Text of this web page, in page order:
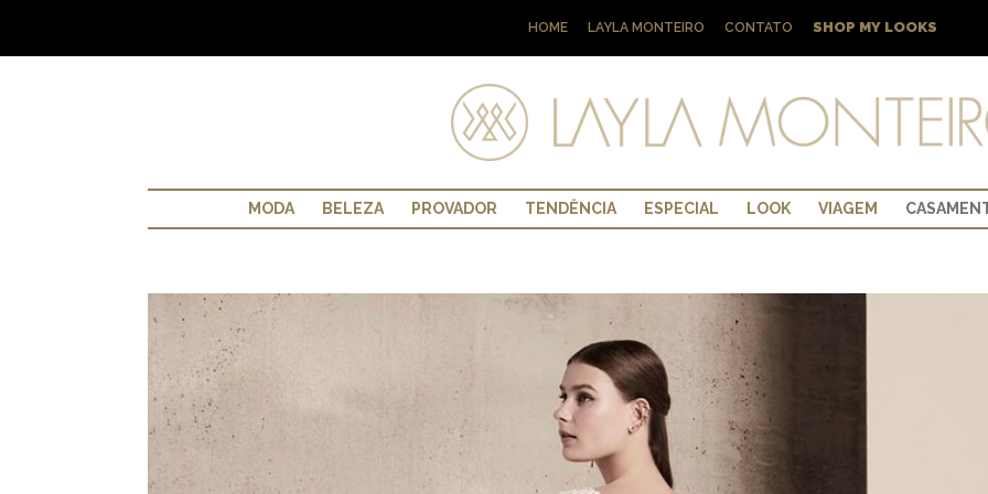
HOME LAYLA MONTEIRO CONTATO SHOP MY LOOKS
MODA BELEZA PROVADOR TENDÊNCIA ESPECIAL LOOK VIAGEM